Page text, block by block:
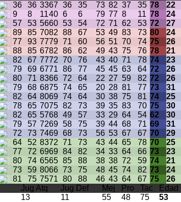
36 36 3367 36 35 73 82 37 35 78 22
9 8 1140 6 6 79 77 8 11 78 24
57 53 5660 53 54 72 71 62 53 72 27
89 85 7082 88 67 53 49 83 73 80 24
77 93 7779 71 60 56 51 70 74 75 26
88 85 6782 86 62 49 43 75 76 78 21
82 67 7772 70 76 43 40 71 78 74 23
79 69 6771 86 77 45 45 63 64 72 26
80 71 8366 72 64 22 27 59 82 72 26
79 68 6875 74 65 20 28 81 77 73 31
82 64 8069 74 64 30 38 75 81 74 25
78 65 7075 82 73 39 35 83 70 75 30
82 65 5768 49 57 33 29 64 54 62 30
79 57 7269 58 75 39 44 68 71 69 31
72 73 7469 68 73 56 53 67 67 70 29
64 52 8372 71 73 43 44 65 78 70 25
77 72 6969 84 82 34 33 64 66 73 23
80 74 6565 85 88 38 38 72 59 74 21
73 59 8066 73 75 48 45 74 82 73 24
81 75 7571 80 88 46 43 64 67 75 26
Jug Atq Jug Def Mej Pro Tac Edad
13 11 55 48 75 53